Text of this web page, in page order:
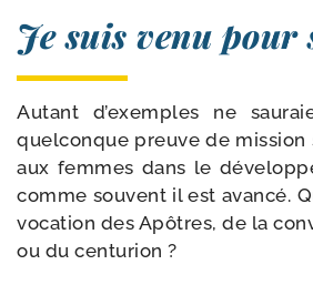
Je suis venu
Autant d’exemples ne
quel­conque preuve de mis­sion
aux femmes dans le
comme sou­vent il est avan­cé.
voca­tion des Apôtres, de la
ou du centurion ?